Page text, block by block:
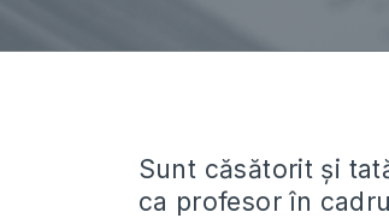
Sunt căsătorit și
ca profesor în